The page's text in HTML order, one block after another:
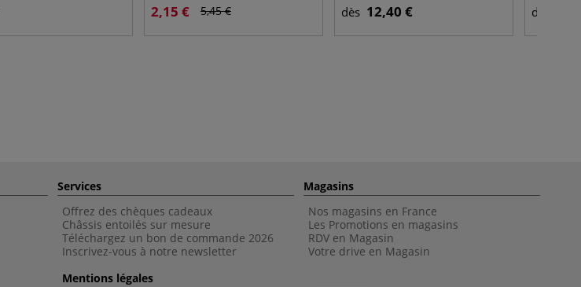
2,15 € 5,45 € dès 12,40 € dès
Services
Offrez des chèques cadeaux
Châssis entoilés sur mesure
Téléchargez un bon de commande 2026
Inscrivez-vous à notre newsletter
Mentions légales
Magasins
Nos magasins en France
Les Promotions en magasins
RDV en Magasin
Votre drive en Magasin